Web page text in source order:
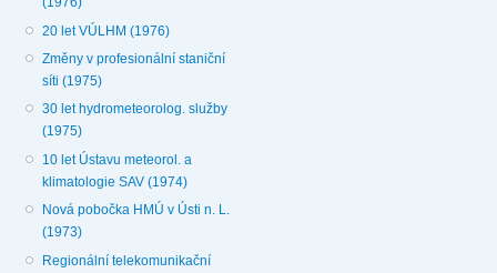
20 let VÚLHM (1976)
Změny v profesionální staniční
síti (1975)
30 let hydrometeorolog. služby
(1975)
10 let Ústavu meteorol. a
klimatologie SAV (1974)
Nová pobočka HMÚ v Ústi n. L.
(1973)
Regionální telekomunikační